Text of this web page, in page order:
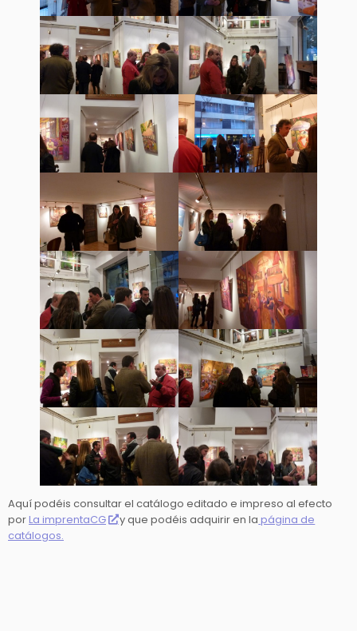
Aquí podéis consultar el catálogo editado e impreso al efecto
por La imprentaCG y que podéis adquirir en la página de
catálogos.